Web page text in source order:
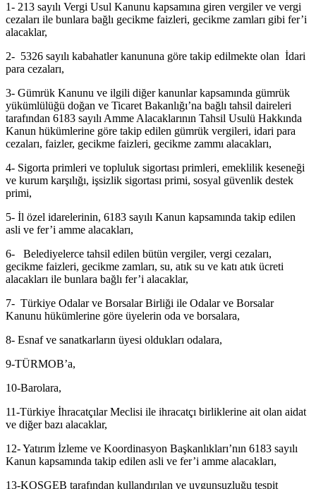
1- 213 sayılı Vergi Usul Kanunu kapsamına giren vergiler ve vergi
cezaları ile bunlara bağlı gecikme faizleri, gecikme zamları gibi fer’i
alacaklar,
2- 5326 sayılı kabahatler kanununa göre takip edilmekte olan İdari
para cezaları,
3- Gümrük Kanunu ve ilgili diğer kanunlar kapsamında gümrük
yükümlülüğü doğan ve Ticaret Bakanlığı’na bağlı tahsil daireleri
tarafından 6183 sayılı Amme Alacaklarının Tahsil Usulü Hakkında
Kanun hükümlerine göre takip edilen gümrük vergileri, idari para
cezaları, faizler, gecikme faizleri, gecikme zammı alacakları,
4- Sigorta primleri ve topluluk sigortası primleri, emeklilik keseneği
ve kurum karşılığı, işsizlik sigortası primi, sosyal güvenlik destek
primi,
5- İl özel idarelerinin, 6183 sayılı Kanun kapsamında takip edilen
asli ve fer’i amme alacakları,
6- Belediyelerce tahsil edilen bütün vergiler, vergi cezaları,
gecikme faizleri, gecikme zamları, su, atık su ve katı atık ücreti
alacakları ile bunlara bağlı fer’i alacaklar,
7- Türkiye Odalar ve Borsalar Birliği ile Odalar ve Borsalar
Kanunu hükümlerine göre üyelerin oda ve borsalara,
8- Esnaf ve sanatkarların üyesi oldukları odalara,
9-TÜRMOB’a,
10-Barolara,
11-Türkiye İhracatçılar Meclisi ile ihracatçı birliklerine ait olan aidat
ve diğer bazı alacaklar,
12- Yatırım İzleme ve Koordinasyon Başkanlıkları’nın 6183 sayılı
Kanun kapsamında takip edilen asli ve fer’i amme alacakları,
13-KOSGEB tarafından kullandırılan ve uygunsuzluğu tespit